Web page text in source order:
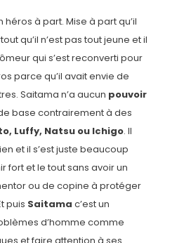
héros à part. Mise à part qu’il
qu’il n’est pas tout jeune et il
qui s’est reconverti pour
parce qu’il avait envie de
Saitama n’a aucun pouvoir
base contrairement à des
Luffy, Natsu ou Ichigo. Il
et il s’est juste beaucoup
fort et le tout sans avoir un
ou de copine à protéger
puis Saitama c’est un
d’homme comme